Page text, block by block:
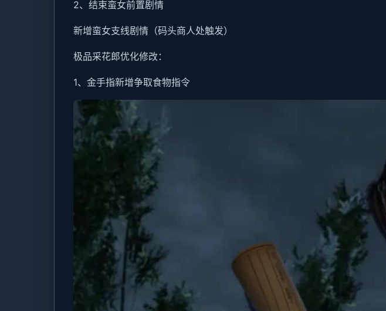
2、结束蛮女前置剧情
新增蛮女支线剧情（码头商人处触发）
极品采花郎优化修改：
1、金手指新增争取食物指令